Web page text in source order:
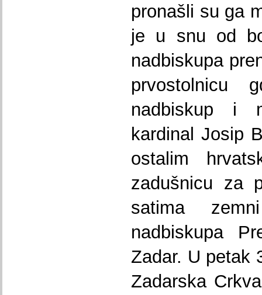
pronašli su ga
je u snu od
nadbiskupa
prvostolnicu
nadbiskup i
kardinal Josip
ostalim
zadušnicu za
satima
nadbiskupa
Zadar. U petak
Zadarska